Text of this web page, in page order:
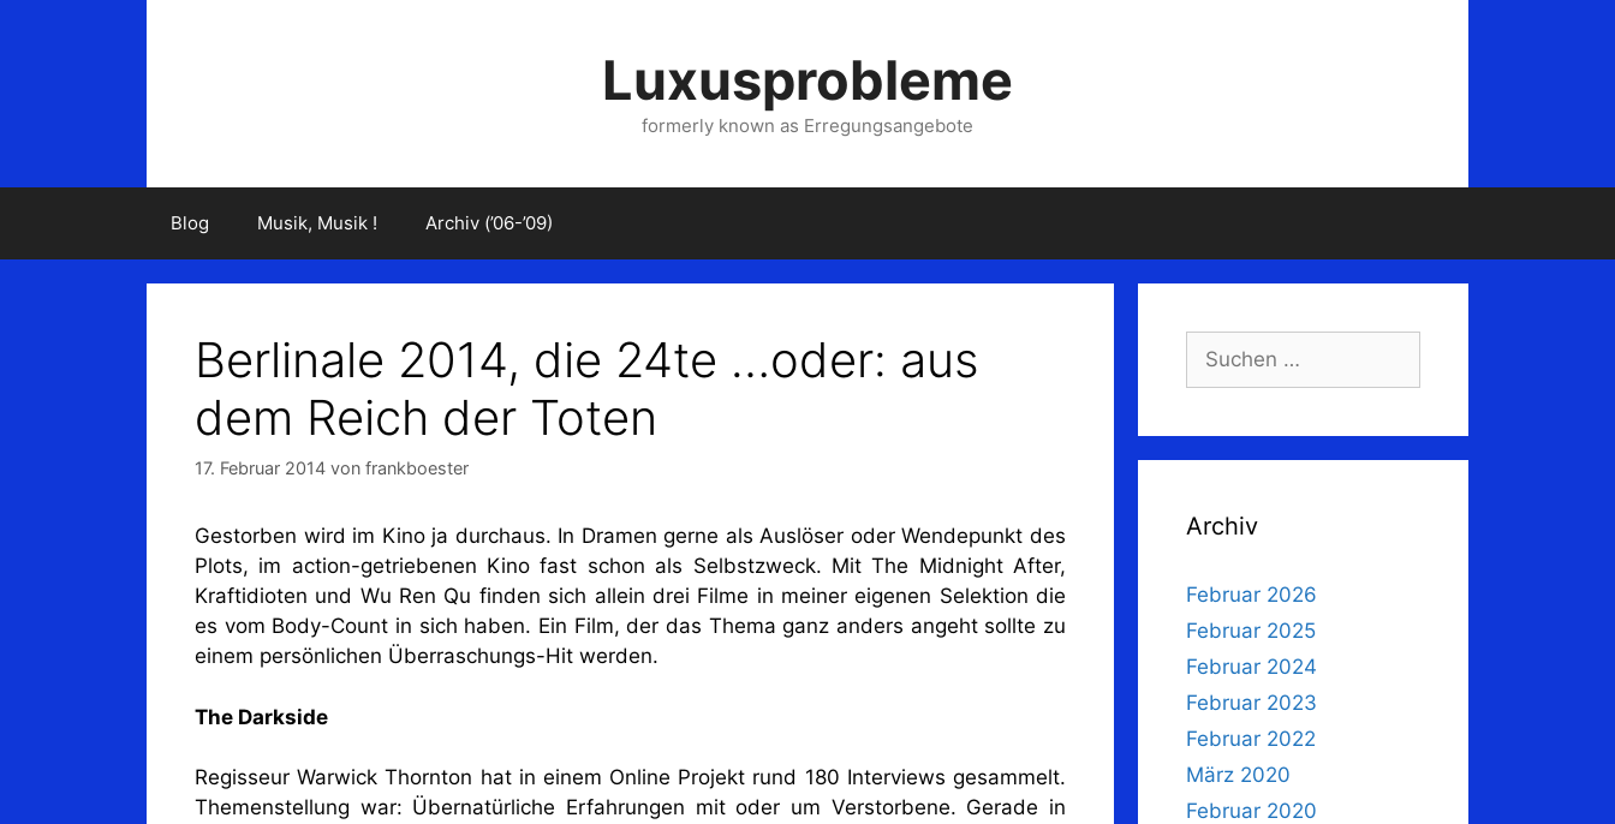
Luxusprobleme
formerly known as Erregungsangebote
Blog Musik, Musik ! Archiv (’06-’09)
Berlinale 2014, die 24te …oder: aus
dem Reich der Toten
17. Februar 2014 von frankboester
Gestorben wird im Kino ja durchaus. In Dramen gerne als Auslöser oder Wendepunkt des
Plots, im action-getriebenen Kino fast schon als Selbstzweck. Mit The Midnight After,
Kraftidioten und Wu Ren Qu finden sich allein drei Filme in meiner eigenen Selektion die
es vom Body-Count in sich haben. Ein Film, der das Thema ganz anders angeht sollte zu
einem persönlichen Überraschungs-Hit werden.
The Darkside
Regisseur Warwick Thornton hat in einem Online Projekt rund 180 Interviews gesammelt.
Themenstellung war: Übernatürliche Erfahrungen mit oder um Verstorbene. Gerade in
Suchen
nach:
Archiv
Februar 2026
Februar 2025
Februar 2024
Februar 2023
Februar 2022
März 2020
Februar 2020